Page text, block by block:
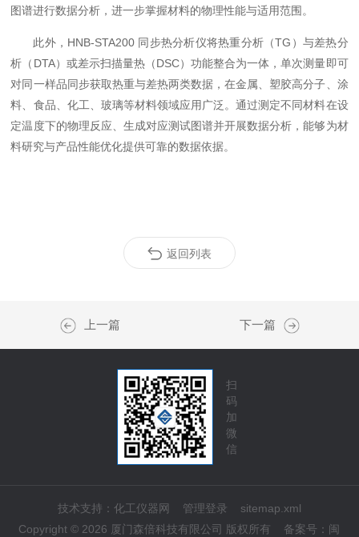
图谱进行数据分析，进一步掌握材料的物理性能与适用范围。
此外，HNB-STA200 同步热分析仪将热重分析（TG）与差热分
析（DTA）或差示扫描量热（DSC）功能整合为一体，单次测量即可
对同一样品同步获取热重与差热两类数据，在金属、塑胶高分子、涂
料、食品、化工、玻璃等材料领域应用广泛。通过测定不同材料在设
定温度下的物理反应、生成对应测试图谱并开展数据分析，能够为材
料研究与产品性能优化提供可靠的数据依据。
返回列表
上一篇 下一篇
扫
码
加
微
信
技术支持： 化工仪器网 管理登录
sitemap.xml
Copyright © 2026 厦门森倍科技有限公司 版权所有 备案号： 闽